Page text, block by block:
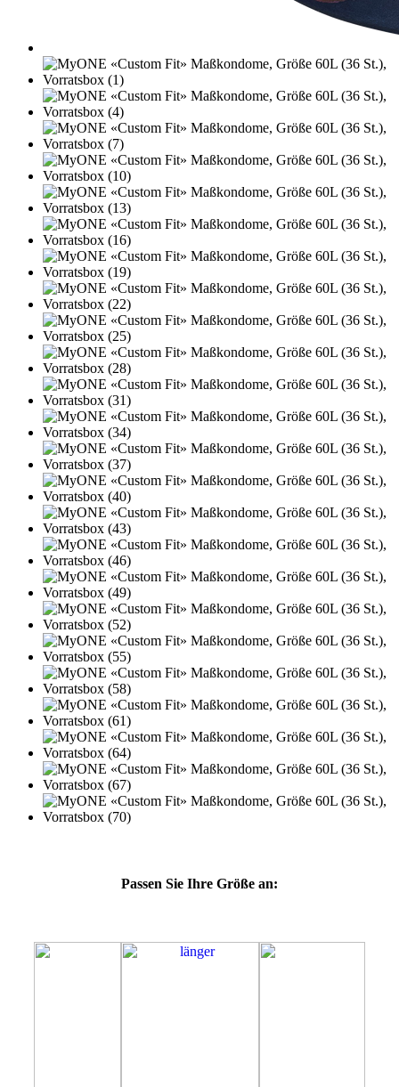
Passen Sie Ihre Größe an: